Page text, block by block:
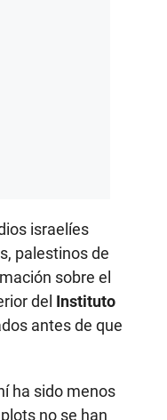
israelíes
palestinos de
sobre el
del Instituto
antes de que
ha sido menos
no se han